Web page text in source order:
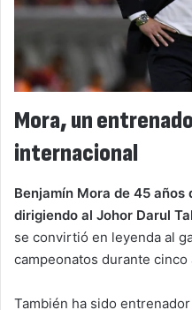
Mora, un
internacional
Benjamín Mora de 45
dirigiendo al Johor Darul
se convirtió en leyenda al
campeonatos durante cinco
También ha sido